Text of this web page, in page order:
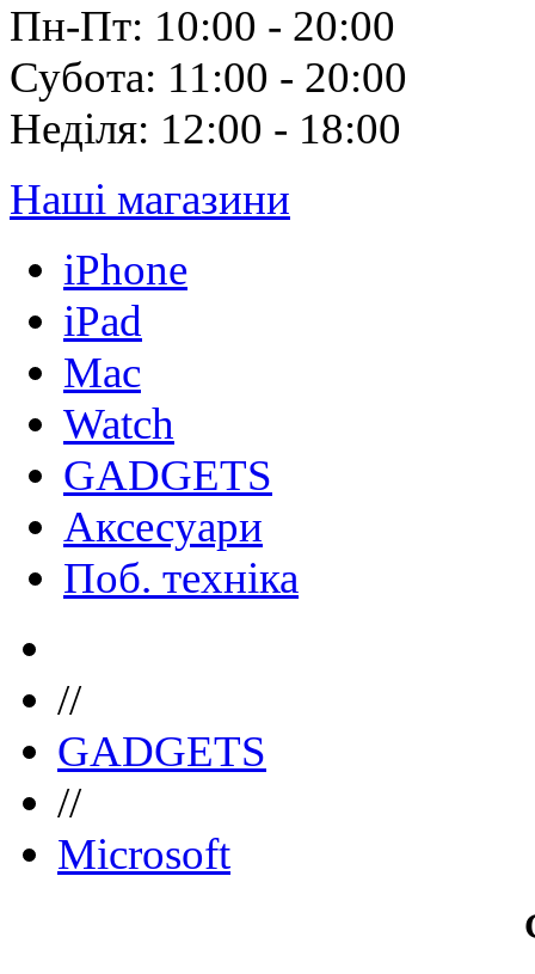
Пн-Пт: 10:00 - 20:00
Субота: 11:00 - 20:00
Неділя: 12:00 - 18:00
Наші магазини
iPhone
iPad
Mac
Watch
GADGETS
Аксесуари
Поб. техніка
//
GADGETS
//
Microsoft